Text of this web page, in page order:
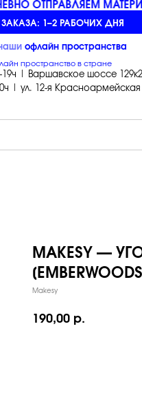
ОТПРАВЛЯЕМ
1–2 РАБОЧИХ ДНЯ
офлайн пространства
пространство в стране
| Варшавское шоссе
| ул. 12-я Красноармейская
MAKESY —
Makesy
190,00 р.